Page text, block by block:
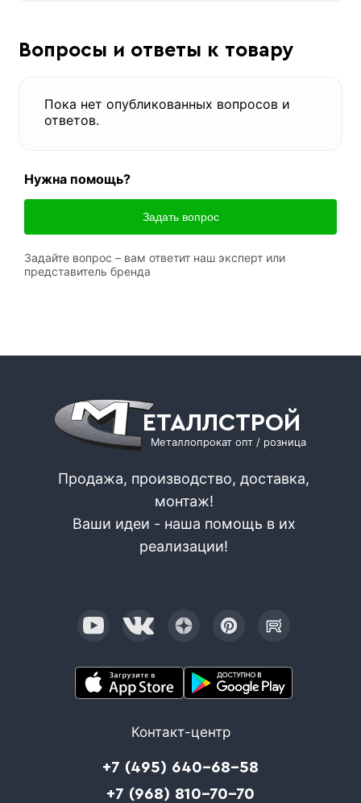
Вопросы и ответы к товару
Пока нет опубликованных вопросов и
ответов.
Нужна помощь?
Задать вопрос
Задайте вопрос – вам ответит наш эксперт или
представитель бренда
ЕТАЛЛСТРОЙ
Металлопрокат опт / розница
Продажа, производство, доставка,
монтаж!
Ваши идеи - наша помощь в их
реализации!
Контакт-центр
+7 (495) 640-68-58
+7 (968) 810-70-70